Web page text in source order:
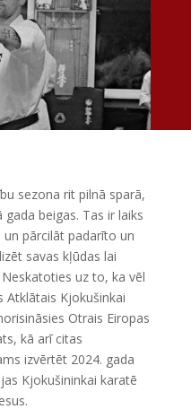
sezona rit pilnā sparā,
beigas. Tas ir laiks
pārcilāt padarīto un
savas kļūdas lai
uz to, ka vēl
Atklātais Kjokušinkai
Otrais Eiropas
kā arī citas
izvērtēt 2024. gada
Kjokušininkai karatē